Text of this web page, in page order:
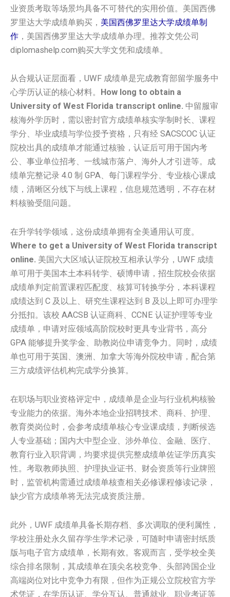
业资质考取等场景均具备不可替代的实用价值。美国‌‌‌‌西佛
罗里达大学‌‌‌‌‌‌成绩单购买， 美国‌‌‌‌西佛罗里达大学‌‌‌‌‌‌成绩单制
作 ，美国‌‌‌‌西佛罗里达大学‌‌‌‌‌‌成绩单办理。推荐文凭公司
diplomashelp.com购买大学文凭和成绩单。
从合规认证层面看，UWF 成绩单是完成教育部留学服务中
心学历认证的核心材料。
How long to obtain a
University of West Florida transcript online. 中留服审
核海外学历时，需以密封官方成绩单核实学制时长、课程
学分、毕业成绩与学位授予资格，只有经 SACSCOC 认证
院校出具的成绩单才能通过核验，认证后可用于国内考
公、事业单位招考、一线城市落户、海外人才引进等。成
绩单完整记录 4.0 制 GPA、每门课程学分、专业核心课成
绩，清晰区分线下与线上课程，信息规范透明，不存在材
料核验受阻问题。
在升学转学领域，这份成绩单拥有全美通用认可度。
Where to get a University of West Florida transcript
online. 美国六大区域认证院校互相承认学分，UWF 成绩
单可用于美国本土本科转学、硕博申请，招生院校会依据
成绩单判定前置课程匹配度、核算可转换学分，本科课程
成绩达到 C 及以上、研究生课程达到 B 及以上即可办理学
分抵扣。该校 AACSB 认证商科、CCNE 认证护理等专业
成绩单，申请对应领域高阶院校时更具专业背书，高分
GPA 能够提升奖学金、助教岗位申请竞争力。同时，成绩
单也可用于英国、澳洲、加拿大等海外院校申请，配合第
三方成绩评估机构完成学分换算。
在职场与职业资格评定中，成绩单是企业与行业机构核验
专业能力的依据。海外本地企业招聘技术、商科、护理、
教育类岗位时，会参考成绩单核心专业课成绩，判断候选
人专业基础；国内大中型企业、涉外单位、金融、医疗、
教育行业入职背调，均要求提供完整成绩单佐证学历真实
性。考取教师执照、护理执业证书、财会资质等行业牌照
时，监管机构需通过成绩单核查相关必修课程修读记录，
缺少官方成绩单将无法完成资质注册。
此外，UWF 成绩单具备长期存档、多次调取的便利属性，
学校注册处永久留存学生学术记录，可随时申请密封纸质
版与电子官方成绩单，长期有效。客观而言，受学校全美
综合排名限制，其成绩单在顶尖名校竞争、头部跨国企业
高端岗位对比中竞争力有限，但作为正规公立院校官方学
术凭证，在学历认证、学分互认、普通就业、职业考证等